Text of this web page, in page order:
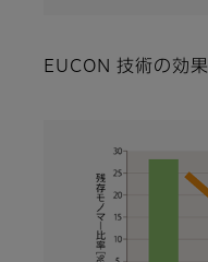
EUCON 技術の効果